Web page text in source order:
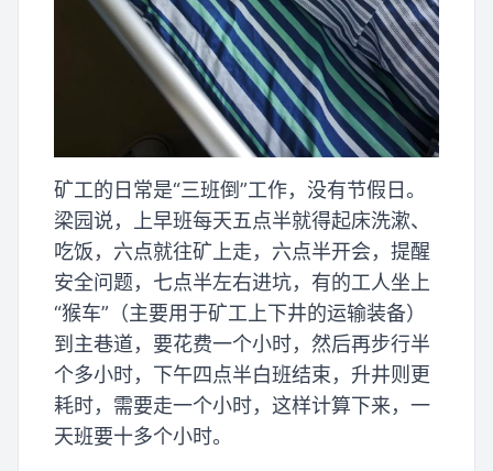
矿工的日常是“三班倒”工作，没有节假日。
梁园说，上早班每天五点半就得起床洗漱、
吃饭，六点就往矿上走，六点半开会，提醒
安全问题，七点半左右进坑，有的工人坐上
“猴车”（主要用于矿工上下井的运输装备）
到主巷道，要花费一个小时，然后再步行半
个多小时，下午四点半白班结束，升井则更
耗时，需要走一个小时，这样计算下来，一
天班要十多个小时。